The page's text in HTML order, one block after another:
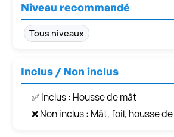
Niveau recommandé
Tous niveaux
Inclus / Non inclus
✅ Inclus : Housse de mât
❌ Non inclus : Mât, foil, housse